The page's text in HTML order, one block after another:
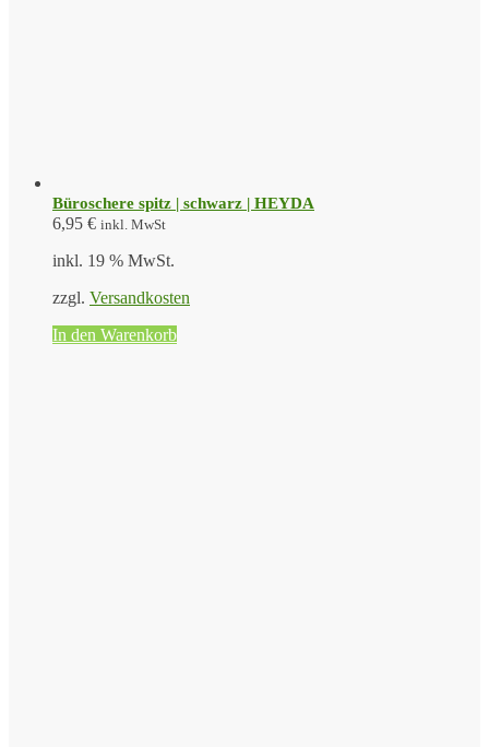
Büroschere spitz | schwarz | HEYDA
6,95 € inkl. MwSt
inkl. 19 % MwSt.
zzgl. Versandkosten
In den Warenkorb